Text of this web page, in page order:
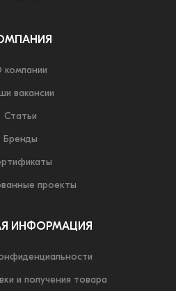
компании
вакансии
Статьи
Бренды
проекты
ИНФОРМАЦИЯ
и получения товара